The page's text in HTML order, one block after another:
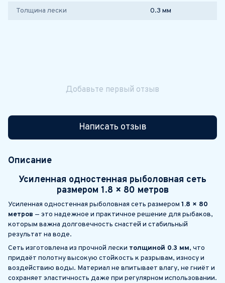
Толщина лески 0.3 мм
Добавьте первый отзыв
Написать отзыв
Описание
Усиленная одностенная рыболовная сеть
размером 1.8 × 80 метров
Усиленная одностенная рыболовная сеть размером 1.8 × 80
метров — это надежное и практичное решение для рыбаков,
которым важна долговечность снастей и стабильный
результат на воде.
Сеть изготовлена из прочной лески толщиной 0.3 мм, что
придаёт полотну высокую стойкость к разрывам, износу и
воздействию воды. Материал не впитывает влагу, не гниёт и
сохраняет эластичность даже при регулярном использовании.